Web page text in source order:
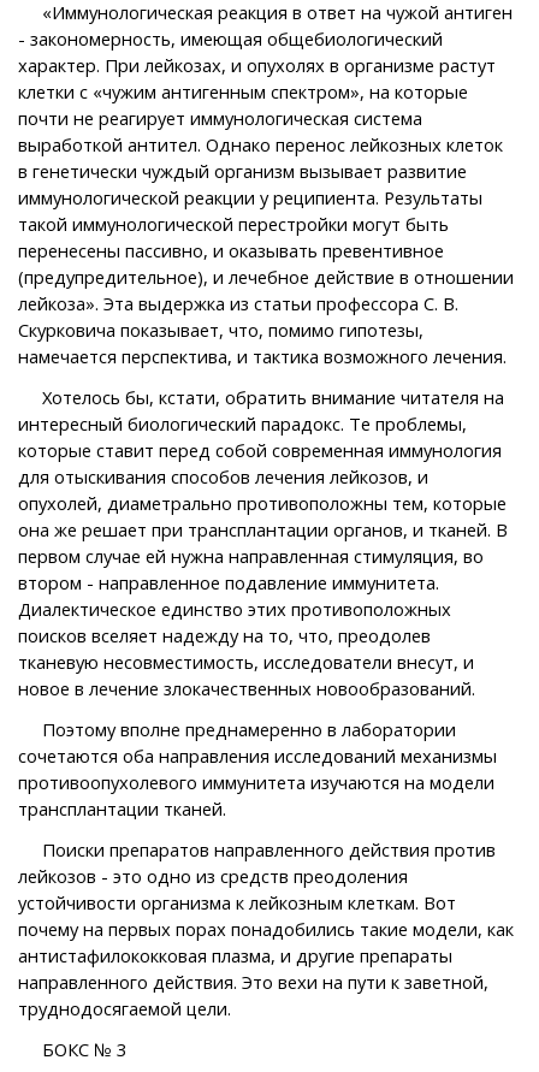
«Иммунологическая реакция в ответ на чужой антиген
- закономерность, имеющая общебиологический
характер. При лейкозах, и опухолях в организме растут
клетки с «чужим антигенным спектром», на которые
почти не реагирует иммунологическая система
выработкой антител. Однако перенос лейкозных клеток
в генетически чуждый организм вызывает развитие
иммунологической реакции у реципиента. Результаты
такой иммунологической перестройки могут быть
перенесены пассивно, и оказывать превентивное
(предупредительное), и лечебное действие в отношении
лейкоза». Эта выдержка из статьи профессора С. В.
Скурковича показывает, что, помимо гипотезы,
намечается перспектива, и тактика возможного лечения.
Хотелось бы, кстати, обратить внимание читателя на
интересный биологический парадокс. Те проблемы,
которые ставит перед собой современная иммунология
для отыскивания способов лечения лейкозов, и
опухолей, диаметрально противоположны тем, которые
она же решает при трансплантации органов, и тканей. В
первом случае ей нужна направленная стимуляция, во
втором - направленное подавление иммунитета.
Диалектическое единство этих противоположных
поисков вселяет надежду на то, что, преодолев
тканевую несовместимость, исследователи внесут, и
новое в лечение злокачественных новообразований.
Поэтому вполне преднамеренно в лаборатории
сочетаются оба направления исследований механизмы
противоопухолевого иммунитета изучаются на модели
трансплантации тканей.
Поиски препаратов направленного действия против
лейкозов - это одно из средств преодоления
устойчивости организма к лейкозным клеткам. Вот
почему на первых порах понадобились такие модели, как
антистафилококковая плазма, и другие препараты
направленного действия. Это вехи на пути к заветной,
труднодосягаемой цели.
БОКС № 3